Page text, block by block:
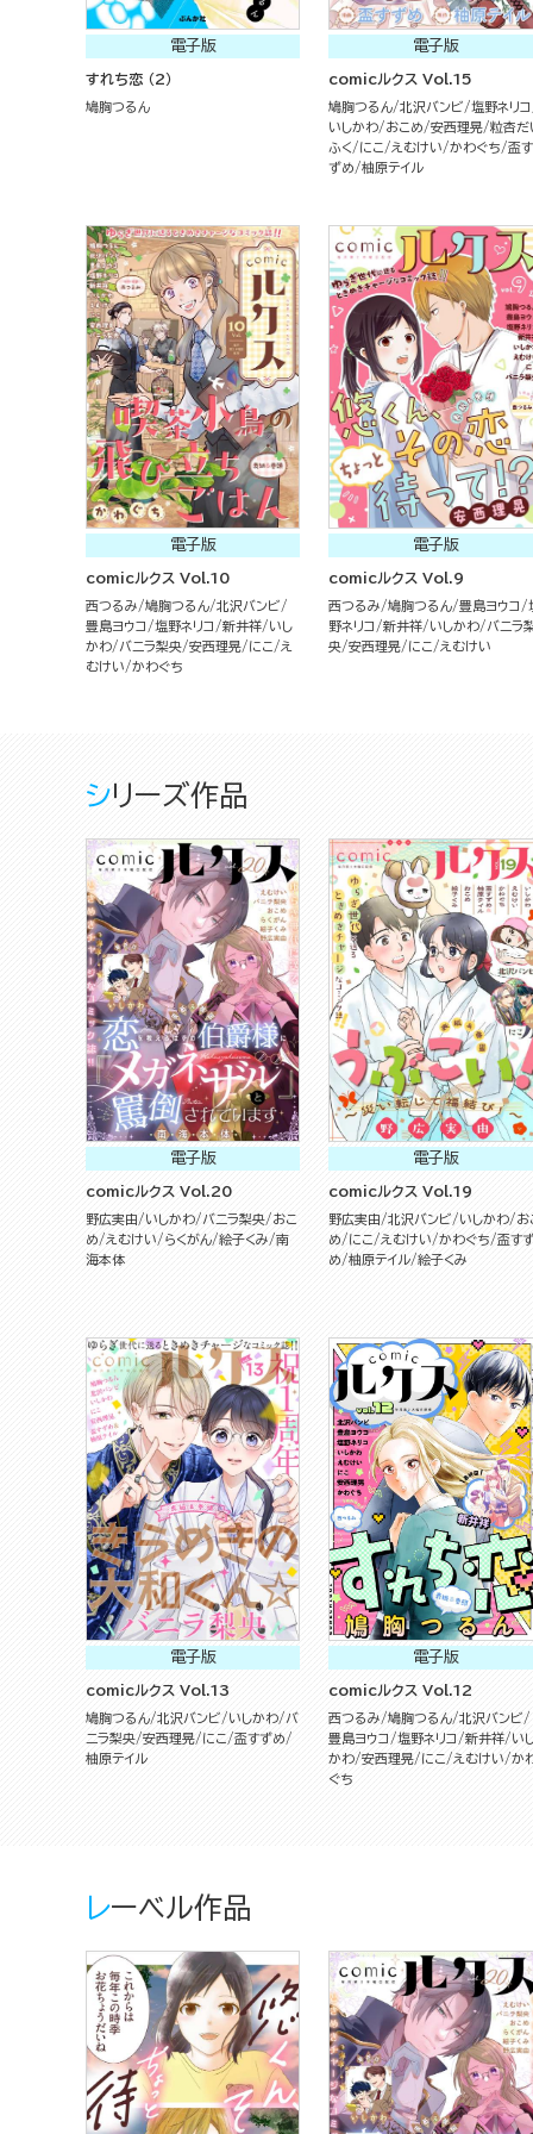
電子版
すれち恋 （2）
鳩胸つるん
電子版
comicルクス Vol.15
鳩胸つるん 北沢バンビ
塩野ネリコ
いしかわ
おこめ 安西理晃 粒杏だ
ふく
にこ えむけい かわぐち
盃す
ずめ
柚原テイル
電子版
comicルクス Vol.10
西つるみ 鳩胸つるん 北沢バンビ
豊島ヨウコ
塩野ネリコ 新井祥
いし
かわ
バニラ梨央 安西理晃 にこ
え
むけい
かわぐち
電子版
comicルクス Vol.9
西つるみ 鳩胸つるん 豊島ヨウコ
野ネリコ
新井祥 いしかわ
バニラ
央 安西理晃 にこ えむけい
シリーズ作品
電子版
comicルクス Vol.20
野広実由 いしかわ バニラ梨央
おこ
め
えむけい らくがん 絵子くみ
南
海本体
電子版
comicルクス Vol.19
野広実由 北沢バンビ いしかわ
お
め
にこ えむけい かわぐち
盃す
め
柚原テイル 絵子くみ
電子版
comicルクス Vol.13
鳩胸つるん 北沢バンビ いしかわ
バ
ニラ梨央 安西理晃 にこ
盃すずめ
柚原テイル
電子版
comicルクス Vol.12
西つるみ 鳩胸つるん 北沢バンビ
豊島ヨウコ
塩野ネリコ 新井祥
い
かわ 安西理晃 にこ えむけい
か
ぐち
レーベル作品